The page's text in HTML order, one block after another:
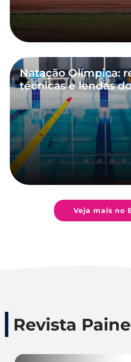
Natação Olímpica:
técnicas e lendas
Veja mais no
Revista